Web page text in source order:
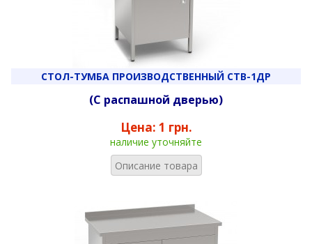
СТОЛ-ТУМБА ПРОИЗВОДСТВЕННЫЙ СТВ-1ДР
(С распашной дверью)
Цена: 1 грн.
наличие уточняйте
Описание товара